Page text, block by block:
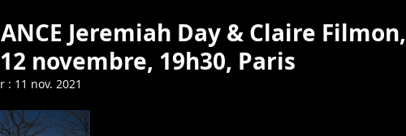
PRESSE
Jeremiah Day & Claire Filmon,
novembre, 19h30, Paris
: 11 nov. 2021